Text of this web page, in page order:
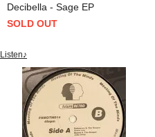
Decibella - Sage EP
SOLD OUT
Listen♪